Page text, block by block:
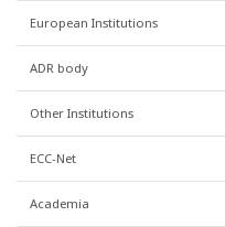
European Institutions
ADR body
Other Institutions
ECC-Net
Academia